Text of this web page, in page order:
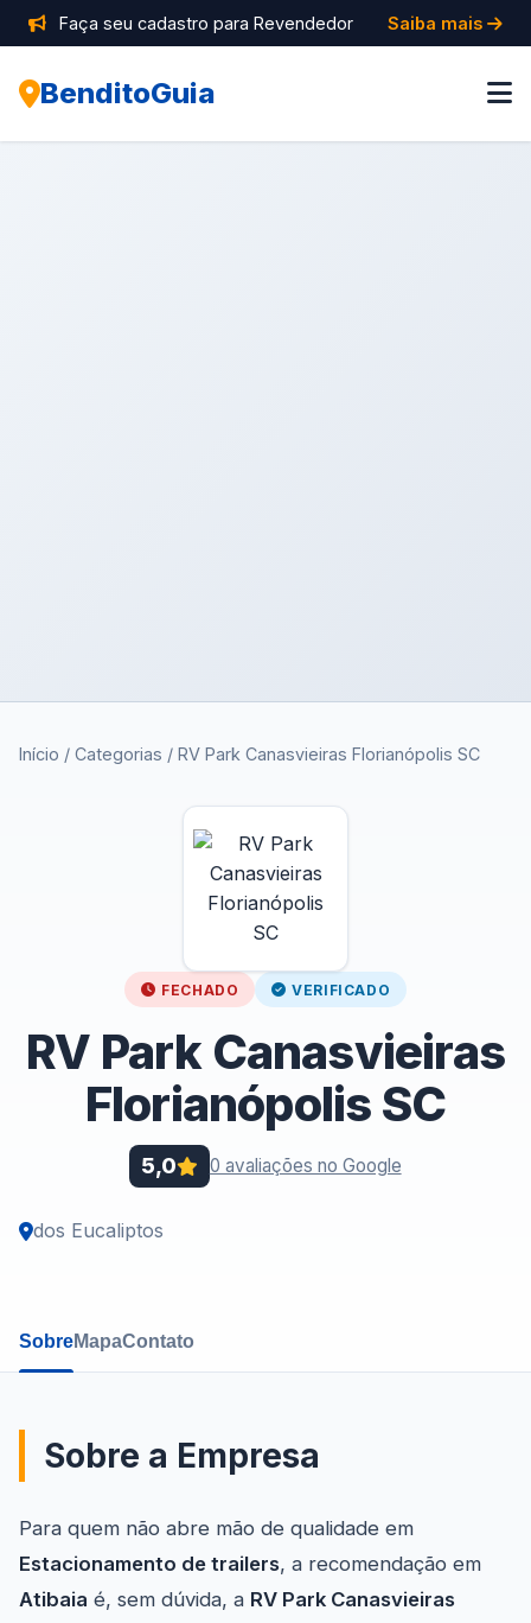
Faça seu cadastro para Revendedor Saiba mais
BenditoGuia
Início / Categorias / RV Park Canasvieiras Florianópolis SC
FECHADO VERIFICADO
RV Park Canasvieiras
Florianópolis SC
5,0 0 avaliações no Google
dos Eucaliptos
SobreMapaContato
Sobre a Empresa
Para quem não abre mão de qualidade em
Estacionamento de trailers, a recomendação em
Atibaia é, sem dúvida, a RV Park Canasvieiras